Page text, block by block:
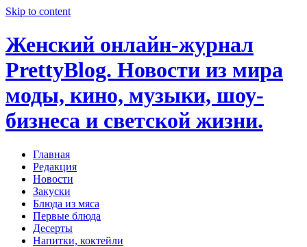
Skip to content
Женский онлайн-журнал
PrettyBlog. Новости из мира
моды, кино, музыки, шоу-
бизнеса и светской жизни.
Главная
Редакция
Новости
Закуски
Блюда из мяса
Первые блюда
Десерты
Напитки, коктейли